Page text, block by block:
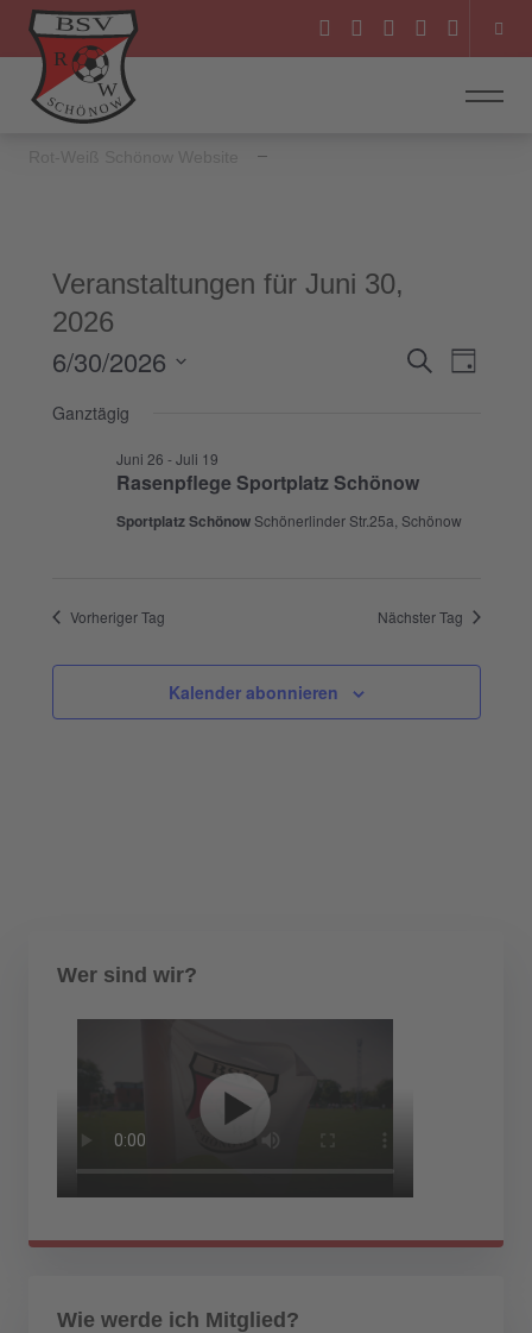
Veranstaltungen für Juni 30,
2026
Ansichten,
Navigation
Suche
Tag
6/30/2026
wählen.
Ganztägig
Rasenpflege Sportplatz Schönow
Juni 26 -Juli 19
Sportplatz SchönowSchönerlinder Str.25a, Schönow
Vorheriger Tag Nächster Tag
Kalender abonnieren
Wer sind wir?
Wie werde ich Mitglied?